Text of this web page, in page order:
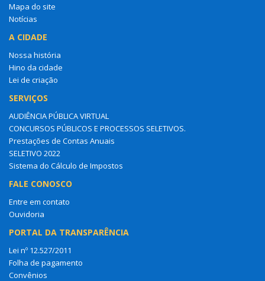
Mapa do site
Notícias
A CIDADE
Nossa história
Hino da cidade
Lei de criação
SERVIÇOS
AUDIÊNCIA PÚBLICA VIRTUAL
CONCURSOS PÚBLICOS E PROCESSOS SELETIVOS.
Prestações de Contas Anuais
SELETIVO 2022
Sistema do Cálculo de Impostos
FALE CONOSCO
Entre em contato
Ouvidoria
PORTAL DA TRANSPARÊNCIA
Lei nº 12.527/2011
Folha de pagamento
Convênios